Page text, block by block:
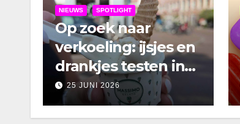
NIEUWS SPOTLIGHT
Op zoek naar
verkoeling: ijsjes en
drankjes testen in
Amsterdam
25 JUNI 2026